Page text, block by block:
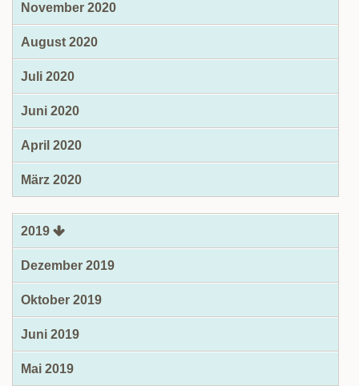
November 2020
August 2020
Juli 2020
Juni 2020
April 2020
März 2020
2019
Dezember 2019
Oktober 2019
Juni 2019
Mai 2019